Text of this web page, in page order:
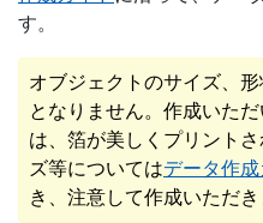
す。
オブジェクトのサイズ、
となりません。作成いた
は、箔が美しくプリント
ズ等についてはデータ作成
き、注意して作成いただ